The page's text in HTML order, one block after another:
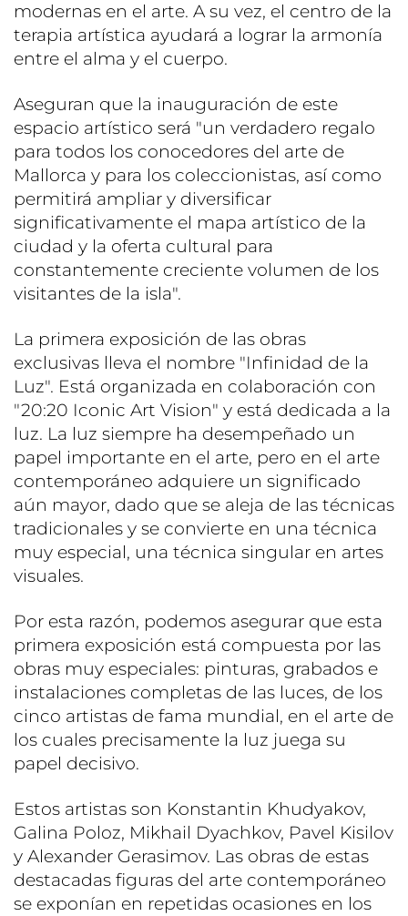
modernas en el arte. A su vez, el centro de la
terapia artística ayudará a lograr la armonía
entre el alma y el cuerpo.
Aseguran que la inauguración de este
espacio artístico será "un verdadero regalo
para todos los conocedores del arte de
Mallorca y para los coleccionistas, así como
permitirá ampliar y diversificar
significativamente el mapa artístico de la
ciudad y la oferta cultural para
constantemente creciente volumen de los
visitantes de la isla".
La primera exposición de las obras
exclusivas lleva el nombre "Infinidad de la
Luz". Está organizada en colaboración con
"20:20 Iconic Art Vision" y está dedicada a la
luz. La luz siempre ha desempeñado un
papel importante en el arte, pero en el arte
contemporáneo adquiere un significado
aún mayor, dado que se aleja de las técnicas
tradicionales y se convierte en una técnica
muy especial, una técnica singular en artes
visuales.
Por esta razón, podemos asegurar que esta
primera exposición está compuesta por las
obras muy especiales: pinturas, grabados e
instalaciones completas de las luces, de los
cinco artistas de fama mundial, en el arte de
los cuales precisamente la luz juega su
papel decisivo.
Estos artistas son Konstantin Khudyakov,
Galina Poloz, Mikhail Dyachkov, Pavel Kisilov
y Alexander Gerasimov. Las obras de estas
destacadas figuras del arte contemporáneo
se exponían en repetidas ocasiones en los